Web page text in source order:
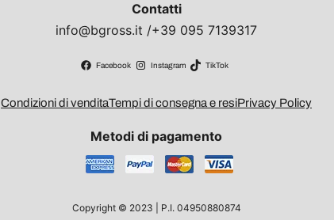
Contatti
info@bgross.it /+39 095 7139317
Facebook Instagram TikTok
Condizioni di venditaTempi di consegna e resiPrivacy Policy
Metodi di pagamento
Copyright © 2023 | P.I. 04950880874